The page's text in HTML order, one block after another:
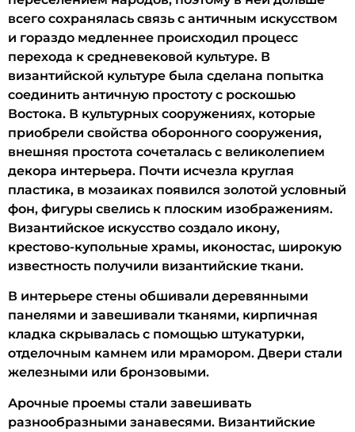
всего сохранялась связь с античным искусством
и гораздо медленнее происходил процесс
перехода к средневековой культуре. В
византийской культуре была сделана попытка
соединить античную простоту с роскошью
Востока. В культурных сооружениях, которые
приобрели свойства оборонного сооружения,
внешняя простота сочеталась с великолепием
декора интерьера. Почти исчезла круглая
пластика, в мозаиках появился золотой условный
фон, фигуры свелись к плоским изображениям.
Византийское искусство создало икону,
крестово-купольные храмы, иконостас, широкую
известность получили византийские ткани.
В интерьере стены обшивали деревянными
панелями и завешивали тканями, кирпичная
кладка скрывалась с помощью штукатурки,
отделочным камнем или мрамором. Двери стали
железными или бронзовыми.
Арочные проемы стали завешивать
разнообразными занавесями. Византийские